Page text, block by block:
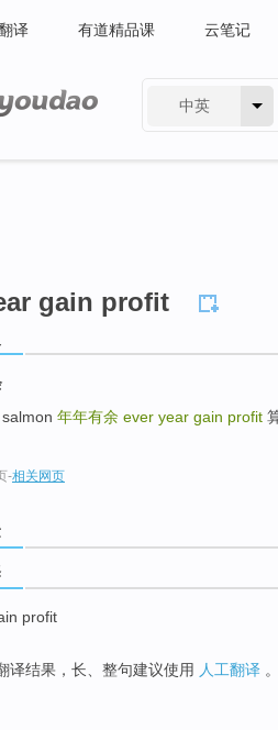
译 有道精品课 云笔记
中英
gain profit
salmon 年年有余 ever year gain profit
-相关网页
profit
译结果，长、整句建议使用 人工翻译